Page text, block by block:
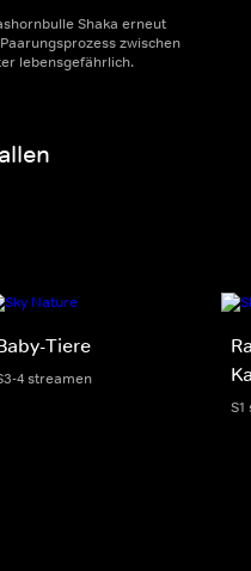
Shaka erneut
zwischen
lebensgefährlich.
Tiere
4 streamen